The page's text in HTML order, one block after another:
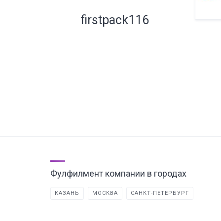
firstpack116
Фулфилмент компании в городах
КАЗАНЬ МОСКВА САНКТ-ПЕТЕРБУРГ